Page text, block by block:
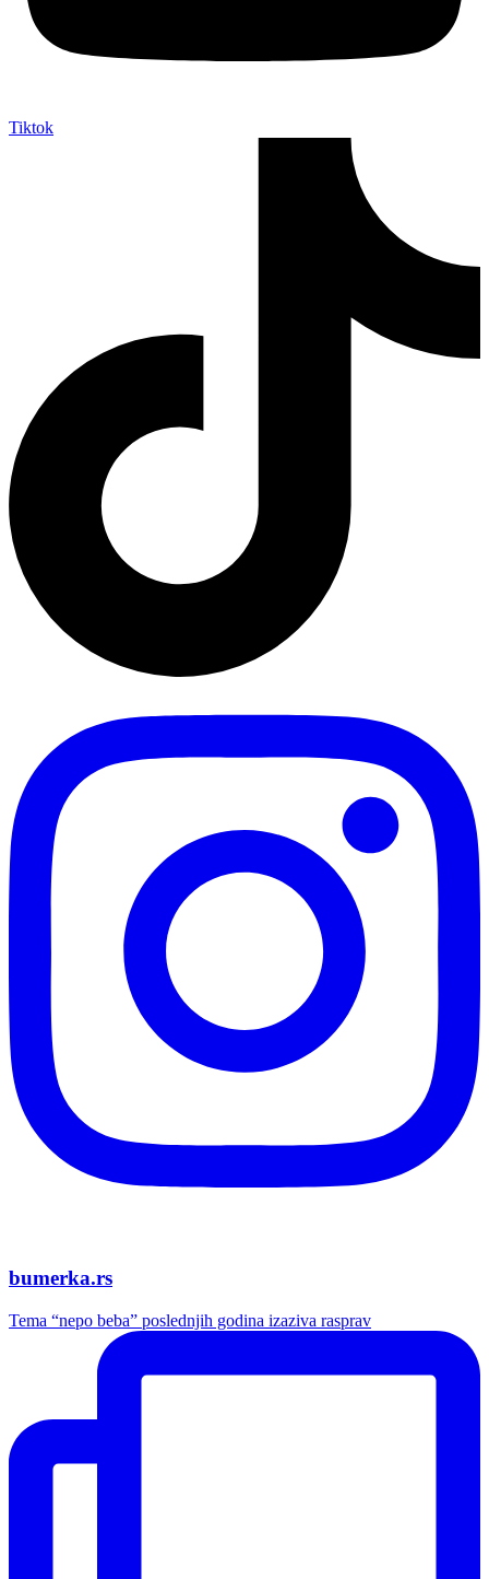
Tiktok
bumerka.rs
Tema “nepo beba” poslednjih godina izaziva rasprav